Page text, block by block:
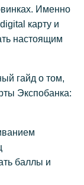
Именно
карту и
настоящим
гайд о том,
Экспобанка:
баллы и